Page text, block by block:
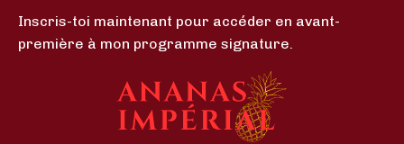
Inscris-toi maintenant pour accéder en avant-
première à mon programme signature.